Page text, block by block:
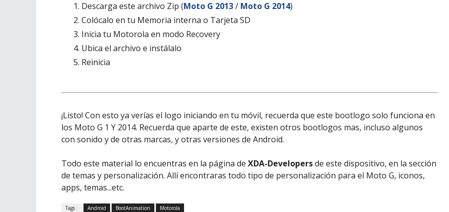
Descarga este archivo Zip (Moto G 2013/ Moto G 2014)
Colócalo en tu Memoria interna o Tarjeta SD
Inicia tu Motorola en modo Recovery
Ubica el archivo e instálalo
Reinicia
¡Listo! Con esto ya verías el logo iniciando en tu móvil, recuerda que este bootlogo solo funciona en
los Moto G 1 Y 2014. Recuerda que aparte de este, existen otros bootlogos mas, incluso algunos
con sonido y de otras marcas, y otras versiones de Android.
Todo este material lo encuentras en la página de XDA-Developersde este dispositivo, en la sección
de temas y personalización. Allí encontraras todo tipo de personalización para el Moto G, iconos,
apps, temas...etc.
Tags : Android BootAnimation Motorola